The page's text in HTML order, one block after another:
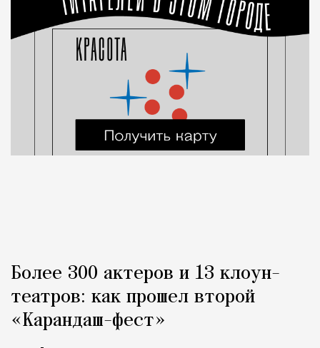
Более 300 актеров и 13 клоун-
театров: как прошел второй
«Карандаш-фест»